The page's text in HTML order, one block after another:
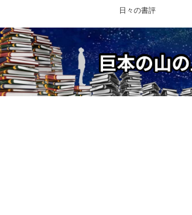
日々の書評